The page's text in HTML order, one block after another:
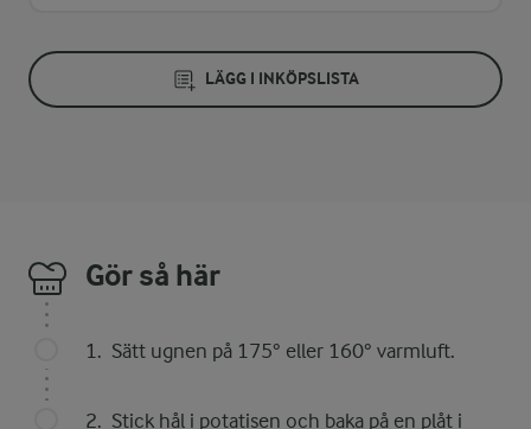
LÄGG I INKÖPSLISTA
Gör så här
Sätt ugnen på 175° eller 160° varmluft.
Stick hål i potatisen och baka på en plåt i